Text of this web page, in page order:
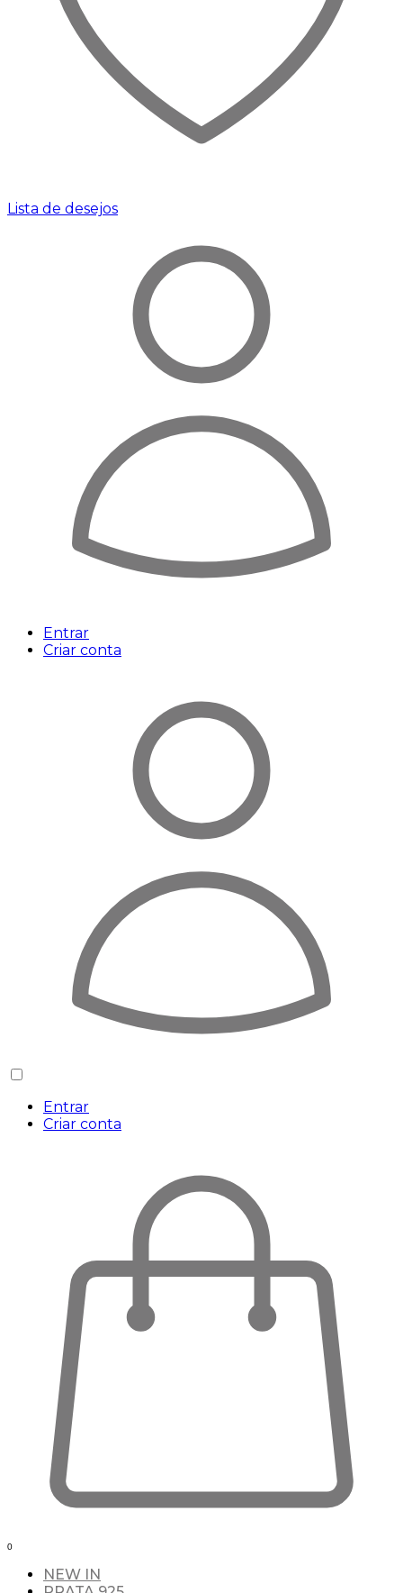
Lista de desejos
Entrar
Criar conta
Entrar
Criar conta
0
NEW IN